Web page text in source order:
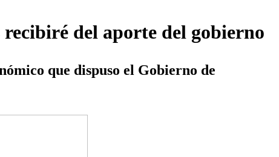
del aporte del gobierno
que dispuso el Gobierno de